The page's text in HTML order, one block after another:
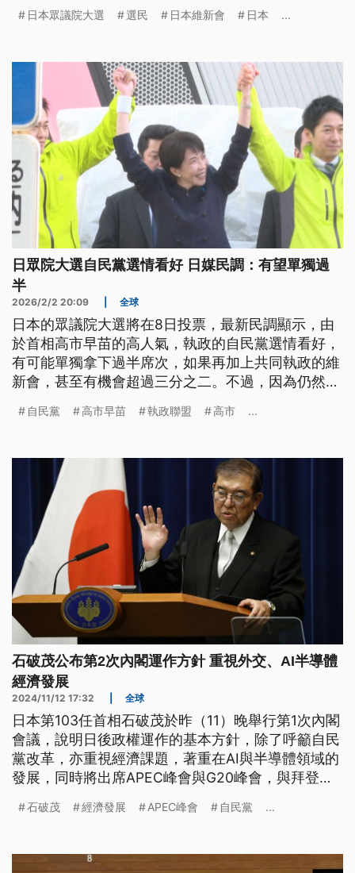
日本眾議院大選 選民 日本維新會 日本 ...
日眾院大選自民黨選情看好 日媒民調：有望單獨過
半
2026/2/2 20:09 全球
日本的眾議院大選將在8日投票，最新民調顯示，由
於首相高市早苗的高人氣，執政的自民黨選情看好，
有可能單獨拿下過半席次，如果再加上共同執政的維
新會，甚至有機會超過三分之二。不過，因為仍然存
測結果的選戰之一。
自民黨 高市早苗 執政聯盟 高市 ...
石破茂公布第2次內閣運作方針 重視外交、AI半導體
經濟發展
2024/11/12 17:32 全球
日本第103任首相石破茂於昨（11）晚舉行第1次內閣
會議，說明日後政權運作的基本方針，除了呼籲自民
黨改革，亦重視經濟課題，著重在AI與半導體領域的
發展，同時將出席APEC峰會與G20峰會，與拜登、
普會面。
石破茂 經濟發展 APEC峰會 自民黨 ...